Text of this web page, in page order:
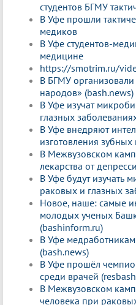
студентов БГМУ
В Уфе прошли
медиков
В Уфе студентов-
медицине
https://smotrim.ru/
В БГМУ
народов» (bash.news)
В Уфе изучат
глазных
В Уфе внедряют
изготовления
В Межвузовском
лекарства от
В Уфе будут изучать
раковых и глазных
Новое, наше: самые
молодых ученых
(bashinform.ru)
В Уфе
(bash.news)
В Уфе прошёл
среди врачей
В Межвузовском
человека при